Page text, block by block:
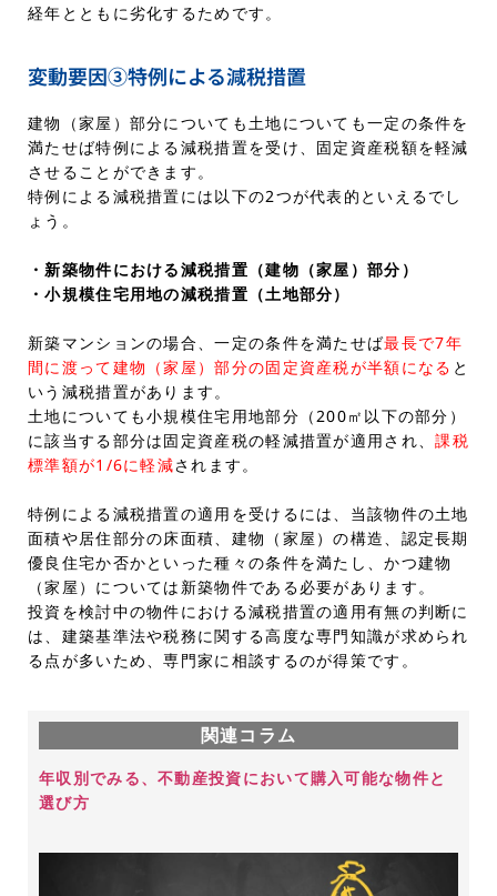
経年とともに劣化するためです。
変動要因③特例による減税措置
建物（家屋）部分についても土地についても一定の条件を
満たせば特例による減税措置を受け、固定資産税額を軽減
させることができます。
特例による減税措置には以下の2つが代表的といえるでし
ょう。
・新築物件における減税措置（建物（家屋）部分）
・小規模住宅用地の減税措置（土地部分）
新築マンションの場合、一定の条件を満たせば最長で7年
間に渡って建物（家屋）部分の固定資産税が半額になる と
いう減税措置があります。
土地についても小規模住宅用地部分（200㎡以下の部分）
に該当する部分は固定資産税の軽減措置が適用され、課税
標準額が1/6に軽減されます。
特例による減税措置の適用を受けるには、当該物件の土地
面積や居住部分の床面積、建物（家屋）の構造、認定長期
優良住宅か否かといった種々の条件を満たし、かつ建物
（家屋）については新築物件である必要があります。
投資を検討中の物件における減税措置の適用有無の判断に
は、建築基準法や税務に関する高度な専門知識が求められ
る点が多いため、専門家に相談するのが得策です。
関連コラム
年収別でみる、不動産投資において購入可能な物件と
選び方